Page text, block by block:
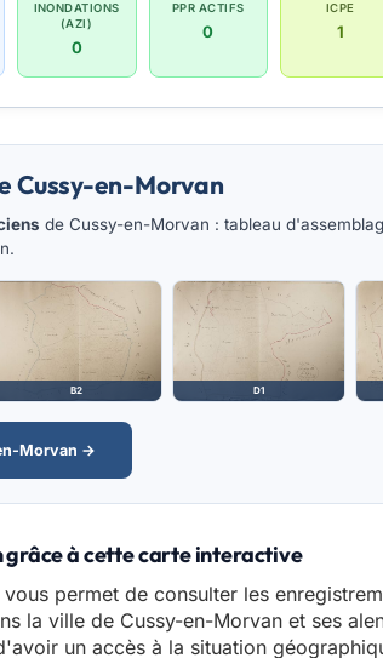
INONDATIONS
(AZI)
0
PPR ACTIFS
0
ICPE
1
Cussy-en-Morvan
de Cussy-en-Morvan : tableau
B2 D1
Morvan →
grâce à cette carte interactive
permet de consulter les
la ville de Cussy-en-Morvan et ses
un accès à la situation